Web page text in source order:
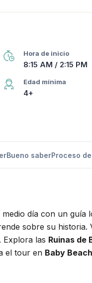
Hora de inicio
8:15 AM / 2:15 PM
Edad mínima
4+
Bueno saberProceso
día con un guía
sobre su historia.
Explora las Ruinas de
el tour en Baby Beach